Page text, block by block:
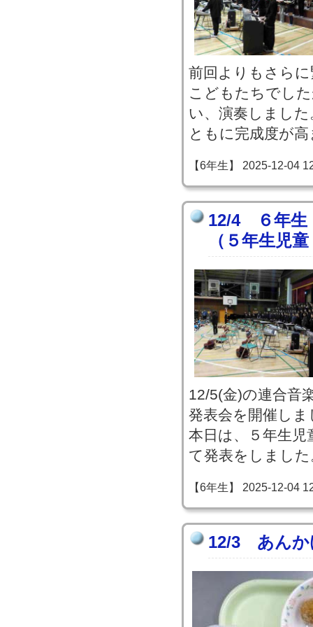
前回よりもさら
こどもたちでし
い、演奏しまし
ともに完成度が
【6年生】 2025-12-04
12/4 ６年生
（５年生児
12/5(金)の連合音
発表会を開催しま
本日は、５年生児
て発表をしました
【6年生】 2025-12-04
12/3 あんか